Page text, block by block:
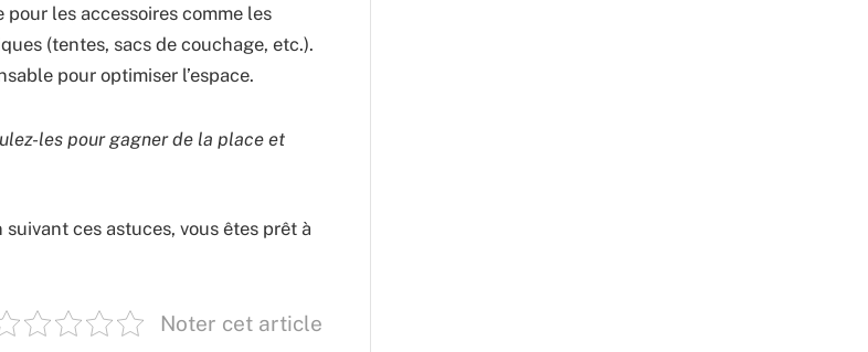
les accessoires comme les
(tentes, sacs de couchage, etc.).
pour optimiser l’espace.
les pour gagner de la place et
suivant ces astuces, vous êtes prêt à
Noter cet article